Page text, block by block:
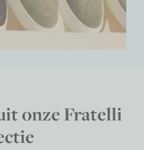
onze Fratelli